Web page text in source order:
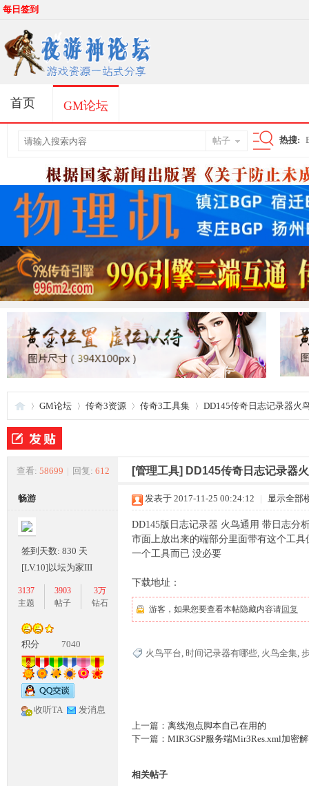
每日签到
首页 GM论坛
帖子
索
热搜:
夜
游
»
GM论坛
›
传奇3资源 传奇3工具集
›
DD145传奇日志记录器火
查看: 58699 | 回复: 612 [管理工具] DD145传奇日志记录器
畅游
签到天数: 830 天
[LV.10]以坛为家III
3137
主题
3903
帖子
3万
钻石
积分 7040
收听TA 发消息
发表于 2017-11-25 00:24:12 | 显示全部
DD145版日志记录器 火鸟通用 带日志分
市面上放出来的端部分里面带有这个工
一个工具而已 没必要
下载地址：
游客，如果您要查看本帖隐藏内容请回复
火鸟平台, 时间记录器有哪些, 火鸟全集,
上一篇： 离线泡点脚本自己在用的
下一篇： MIR3GSP服务端Mir3Res.xml加密
相关帖子